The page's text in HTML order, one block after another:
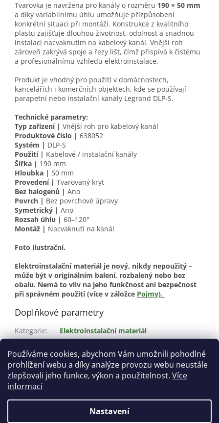
Používáme cookies, abychom Vám umožnili pohodlné
prohlížení webu a díky analýze provozu webu neustále
zlepšovali jeho funkce, výkon a použitelnost. Více
informací
Nastavení
Tvarovka je navržena pro kanály o rozměru 190 × 50 mm
a díky variabilnímu úhlu umožňuje přizpůsobení
konkrétní situaci při montáži. Konstrukce z kvalitního
plastu zajišťuje dlouhou životnost, odolnost a snadnou
instalaci nacvaknutím na kabelový kanál. Vnější roh
zároveň zakrývá spoje a řezy lišt, čímž přispívá k čistému
a profesionálnímu vzhledu elektroinstalace.
Produkt je vhodný pro použití v domácnostech,
kancelářích i komerčních objektech, kde se používají
parapetní nebo instalační kanály Legrand DLP-S.
Technické parametry:
Typ zařízení | Vnější roh pro kabelový kanál
Produktové číslo | 638052
Systém | DLP-S
Použití | Kabelové / instalační kanály
Šířka | 190 mm
Hloubka | 50 mm
Provedení | Tvarovaný kryt
Bez halogenů | Ano
Povrch | Bez povrchové úpravy
Symetrický | Ano
Rozsah úhlu | 60–120°
Montáž | Nacvaknutí na kanál
Foto ilustrační.
Elektroinstalační materiál je nový, nikdy nepoužitý –
může být v originálním balení, rozbalený nebo bez
obalu. Nemá to vliv na jeho funkčnost ani bezpečnost
při správném použití (více v záložce Pojmy).
Doplňkové parametry
Kategorie:
Elektroinstalační materiál
? Materiál: Plast
Barva: Bílá
Vytvořil Shoptet